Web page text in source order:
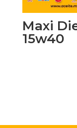
Maxi
15w40